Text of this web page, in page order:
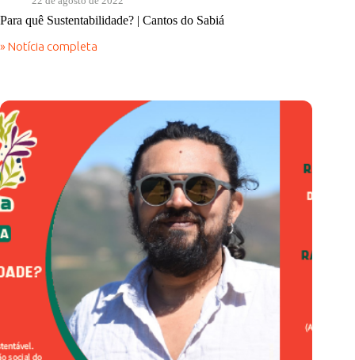
Para quê Sustentabilidade? | Cantos do Sabiá
» Notícia completa
Para
Cantos
do
Sabiá